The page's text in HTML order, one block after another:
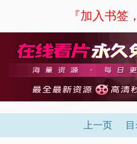
『加入书签
上一页